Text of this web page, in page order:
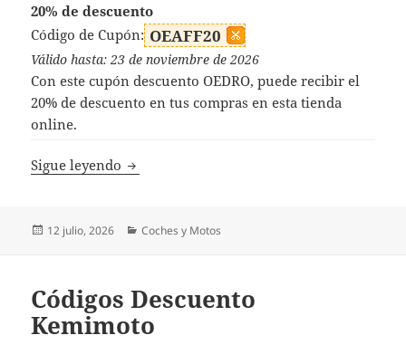
20% de descuento
Código de Cupón: OEAFF20
Válido hasta: 23 de noviembre de 2026
Con este cupón descuento OEDRO, puede recibir el
20% de descuento en tus compras en esta tienda
online.
Sigue leyendo Códigos Descuento OEDRO
Publicado
12 julio, 2026 Categorías
Coches y Motos
Códigos Descuento
Kemimoto